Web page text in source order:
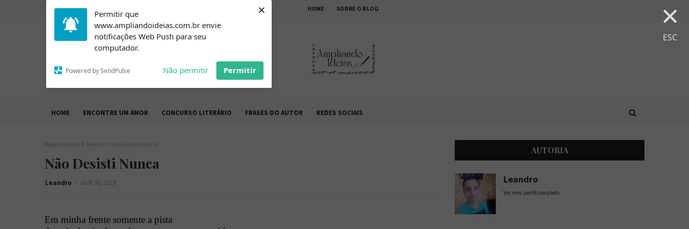
Permitir que
www.ampliandoideias.com.br envie
notificações Web Push para seu
computador.
Powered by SendPulse Não permitir Permitir
× ×
ESC
Subscribe to our
notifications!
To enable permission prompts, click
on the notification icon
HOME SOBRE O BLOG
HOME ENCONTRE UM AMOR CONCURSO LITERÁRIO FRASES DO AUTOR REDES SOCIAIS
Página inicial Senna Não Desisti Nunca
Não Desisti Nunca
Leandro abril 30, 2019
Em minha frente somente a pista
AUTORIA
Leandro
Ver meu perfil completo